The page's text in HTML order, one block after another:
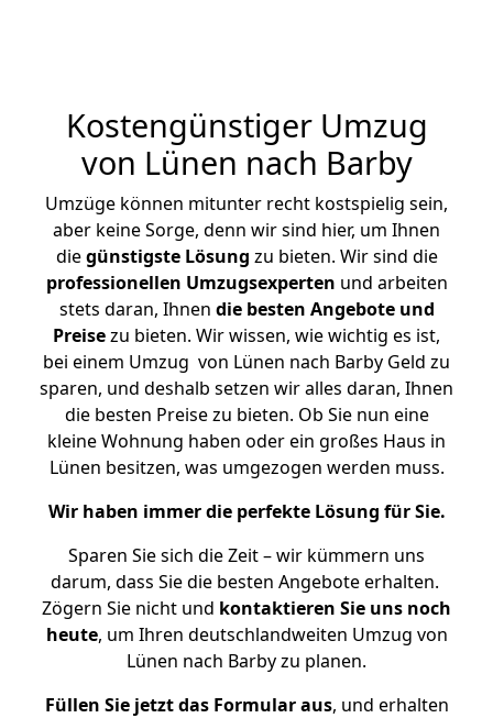
Kostengünstiger Umzug
von Lünen nach Barby
Umzüge können mitunter recht kostspielig sein,
aber keine Sorge, denn wir sind hier, um Ihnen
diegünstigste Lösung zu bieten. Wir sind die
professionellen Umzugsexperten und arbeiten
stets daran, Ihnen die besten Angebote und
Preisezu bieten. Wir wissen, wie wichtig es ist,
bei einem Umzug von Lünen nach Barby Geld zu
sparen, und deshalb setzen wir alles daran, Ihnen
die besten Preise zu bieten. Ob Sie nun eine
kleine Wohnung haben oder ein großes Haus in
Lünen besitzen, was umgezogen werden muss.
Wir haben immer die perfekte Lösung für Sie.
Sparen Sie sich die Zeit – wir kümmern uns
darum, dass Sie die besten Angebote erhalten.
Zögern Sie nicht und kontaktieren Sie uns noch
heute, um Ihren deutschlandweiten Umzug von
Lünen nach Barby zu planen.
Füllen Sie jetzt das Formular aus, und erhalten